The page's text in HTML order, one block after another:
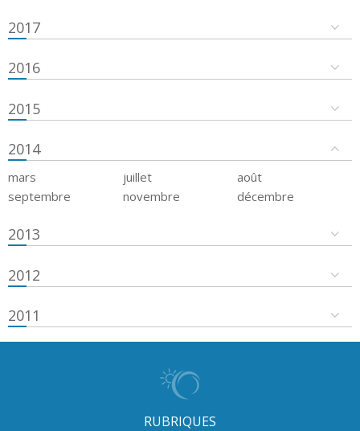
2017
2016
2015
2014
mars juillet
août
septembre
novembre décembre
2013
2012
2011
RUBRIQUES